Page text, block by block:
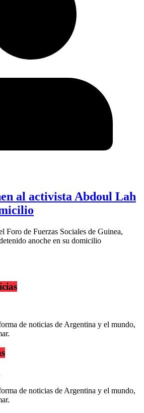
al activista Abdoul Lah
Foro de Fuerzas Sociales de Guinea,
anoche en su domicilio
de noticias de Argentina y el mundo,
de noticias de Argentina y el mundo,